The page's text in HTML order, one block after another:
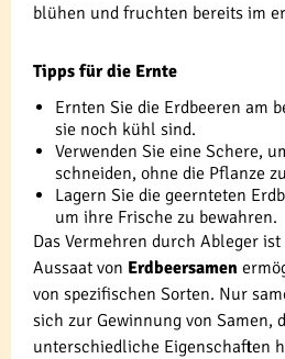
blühen und fruchten bereits im
Tipps für die Ernte
Ernten Sie die Erdbeeren am
sie noch kühl sind.
Verwenden Sie eine Schere,
schneiden, ohne die Pflanze
Lagern Sie die geernteten
um ihre Frische zu bewahren.
Das Vermehren durch Ableger
Aussaat von Erdbeersamen
von spezifischen Sorten. Nur
sich zur Gewinnung von Samen,
unterschiedliche Eigenschaften